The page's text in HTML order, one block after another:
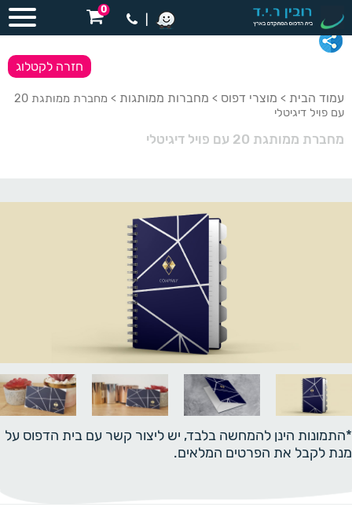
0
עמוד הבית > מוצרי דפוס > מחברות ממותגות
> מחברת ממותגת 20
עם פויל דיגיטלי
מחברת ממותגת 20 עם פויל דיגיטלי
חזרה לקטלוג
*התמונות הינן להמחשה בלבד, יש ליצור קשר עם בית הדפוס על
מנת לקבל את הפרטים המלאים.